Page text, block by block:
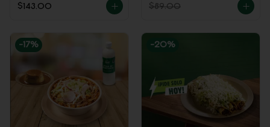
$143.00
$89.00
-17% -20%